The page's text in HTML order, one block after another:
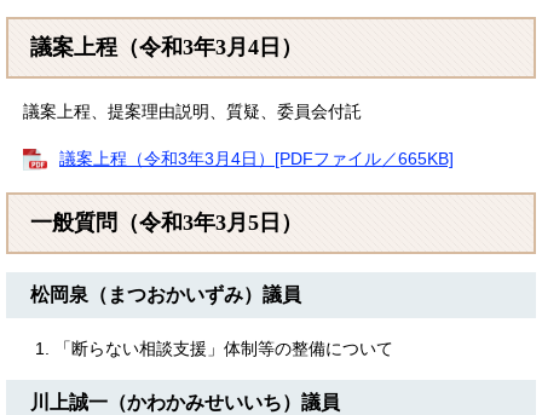
議案上程（令和3年3月4日）​
議案上程、提案理由説明、質疑、委員会付託
議案上程（令和3年3月4日）[PDFファイル／665KB]
一般質問（令和3年3月5日）
松岡泉（まつおかいずみ）議員
「断らない相談支援」体制等の整備について
川上誠一（かわかみせいいち）議員​​